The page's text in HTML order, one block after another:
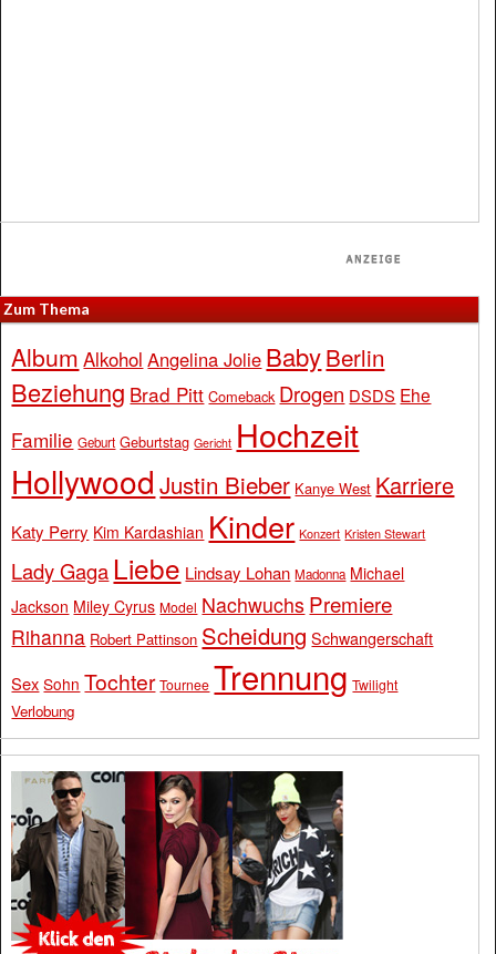
Zum Thema
Album Alkohol Angelina Jolie BabyBerlin
Beziehung Brad Pitt Comeback Drogen DSDS Ehe
Familie Geburt Geburtstag Gericht Hochzeit
Hollywood Justin Bieber Kanye West Karriere
Katy Perry Kim Kardashian Kinder Konzert Kristen Stewart
Lady Gaga Liebe Lindsay Lohan Madonna Michael
Jackson Miley Cyrus Model Nachwuchs Premiere
Rihanna Robert Pattinson Scheidung Schwangerschaft
Sex Sohn Tochter Tournee Trennung Twilight
Verlobung